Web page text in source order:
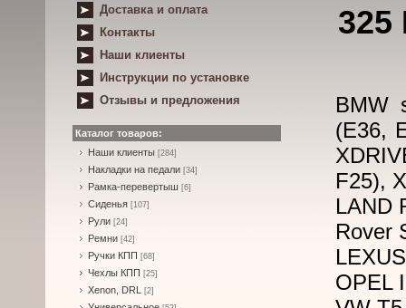
Доставка и оплата
Контакты
Наши клиенты
Инструкции по установке
Отзывы и предложения
Каталог товаров:
Наши клиенты [284]
Накладки на педали [34]
Рамка-перевертыш [6]
Сиденья [107]
Рули [24]
Ремни [42]
Ручки КПП [68]
Чехлы КПП [25]
Xenon, DRL [2]
325
BMW
(E36,
F25),
LAND
Rover
OPEL